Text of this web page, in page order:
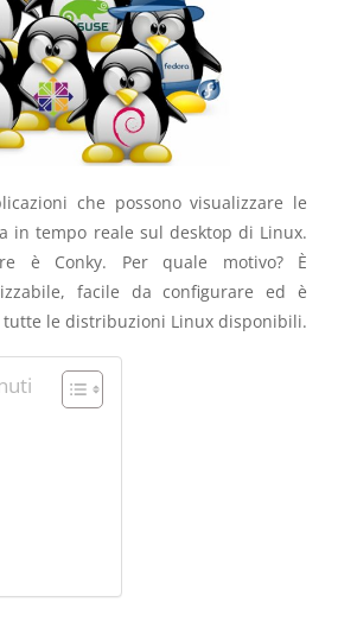
che possono visualizzare le
in tempo reale sul desktop di Linux.
è Conky. Per quale motivo? È
facile da configurare ed è
le distribuzioni Linux disponibili.